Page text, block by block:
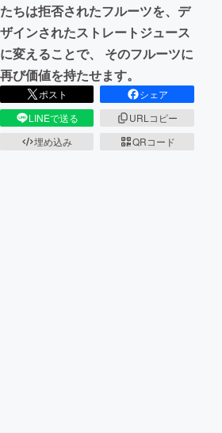
CAMPFIREふるさと納税machi-ya
たちは拒否されたフルーツを、デ
ザインされたストレートジュース
に変えることで、 そのフルーツに
再び価値を持たせます。
ポスト
シェア
LINEで送る
URLコピー
埋め込み
QRコード